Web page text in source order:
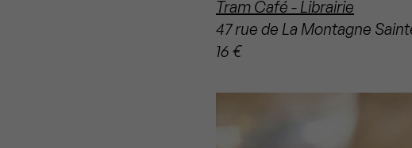
Tram Café - Librairie
47 rue de La Montagne
16 €